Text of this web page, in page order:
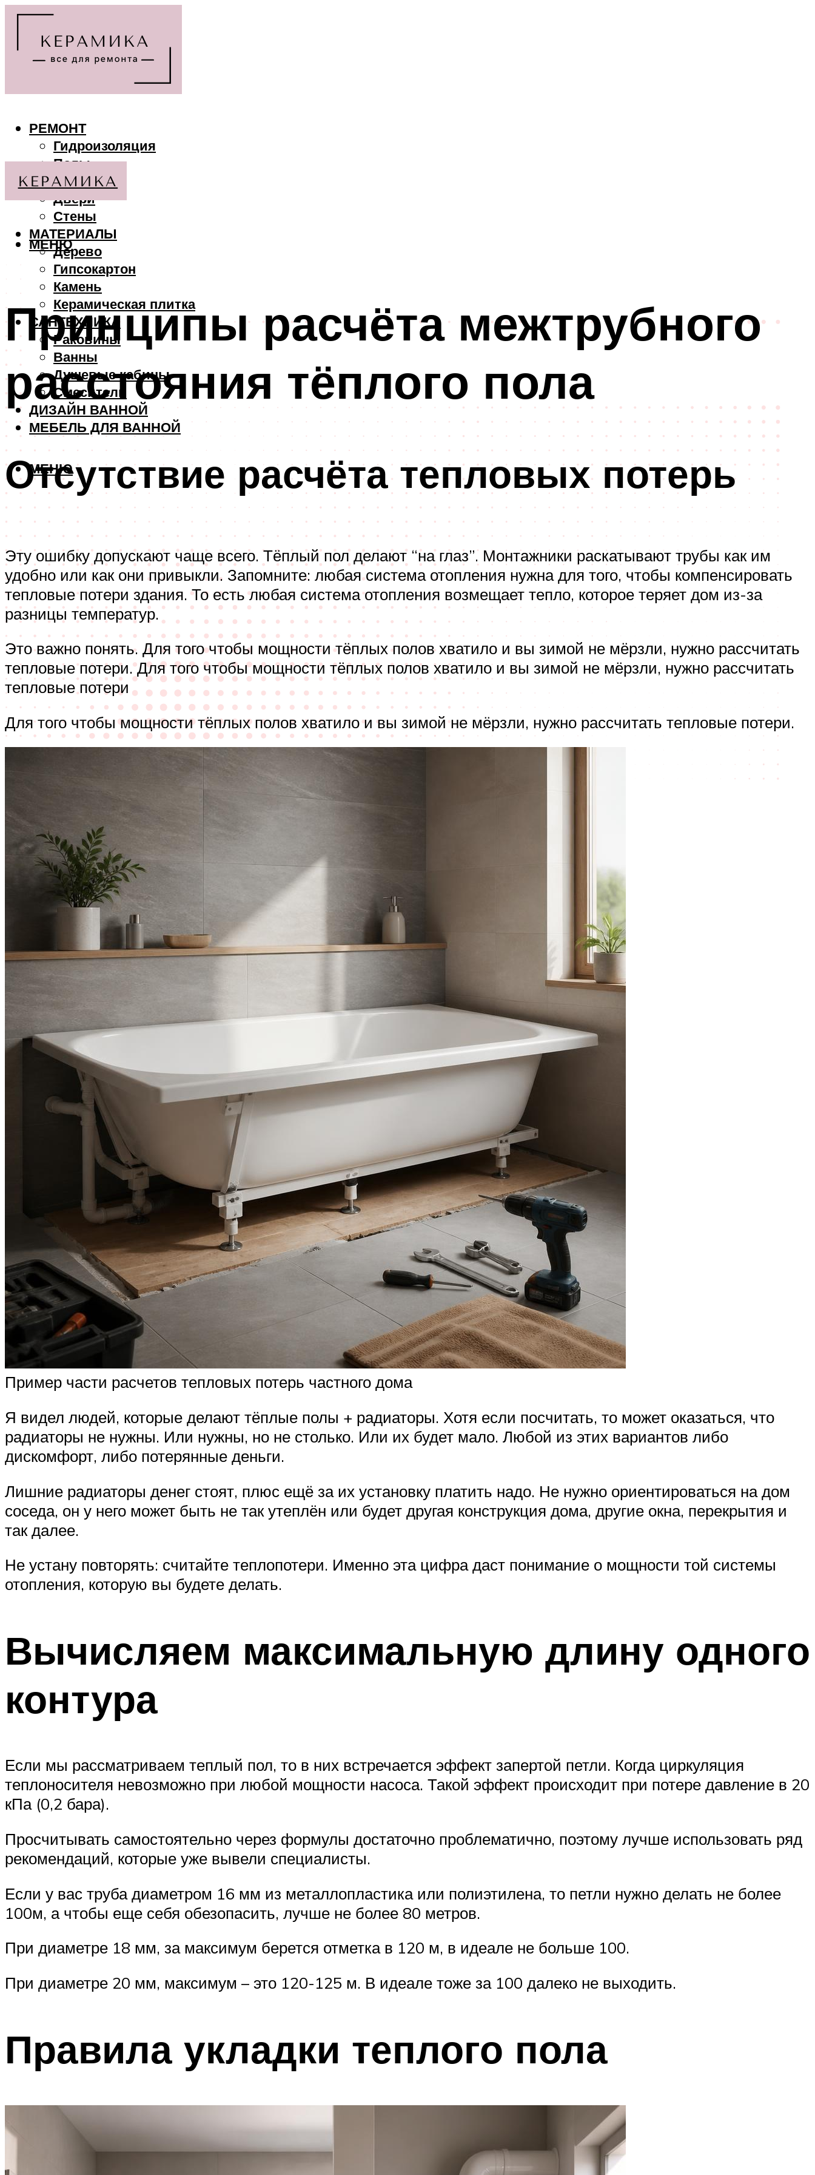
РЕМОНТ
Гидроизоляция
Полы
Потолки
Двери
Стены
МАТЕРИАЛЫ
Дерево
Гипсокартон
Камень
Керамическая плитка
САНТЕХНИКА
Раковины
Ванны
Душевые кабины
Смесители
ДИЗАЙН ВАННОЙ
МЕБЕЛЬ ДЛЯ ВАННОЙ
МЕНЮ
МЕНЮ
Принципы расчёта межтрубного
расстояния тёплого пола
Отсутствие расчёта тепловых потерь
Эту ошибку допускают чаще всего. Тёплый пол делают “на глаз”. Монтажники раскатывают трубы как им
удобно или как они привыкли. Запомните: любая система отопления нужна для того, чтобы компенсировать
тепловые потери здания. То есть любая система отопления возмещает тепло, которое теряет дом из-за
разницы температур.
Это важно понять. Для того чтобы мощности тёплых полов хватило и вы зимой не мёрзли, нужно рассчитать
тепловые потери. Для того чтобы мощности тёплых полов хватило и вы зимой не мёрзли, нужно рассчитать
тепловые потери
Для того чтобы мощности тёплых полов хватило и вы зимой не мёрзли, нужно рассчитать тепловые потери.
Пример части расчетов тепловых потерь частного дома
Я видел людей, которые делают тёплые полы + радиаторы. Хотя если посчитать, то может оказаться, что
радиаторы не нужны. Или нужны, но не столько. Или их будет мало. Любой из этих вариантов либо
дискомфорт, либо потерянные деньги.
Лишние радиаторы денег стоят, плюс ещё за их установку платить надо. Не нужно ориентироваться на дом
соседа, он у него может быть не так утеплён или будет другая конструкция дома, другие окна, перекрытия и
так далее.
Не устану повторять: считайте теплопотери. Именно эта цифра даст понимание о мощности той системы
отопления, которую вы будете делать.
Вычисляем максимальную длину одного
контура
Если мы рассматриваем теплый пол, то в них встречается эффект запертой петли. Когда циркуляция
теплоносителя невозможно при любой мощности насоса. Такой эффект происходит при потере давление в 20
кПа (0,2 бара).
Просчитывать самостоятельно через формулы достаточно проблематично, поэтому лучше использовать ряд
рекомендаций, которые уже вывели специалисты.
Если у вас труба диаметром 16 мм из металлопластика или полиэтилена, то петли нужно делать не более
100м, а чтобы еще себя обезопасить, лучше не более 80 метров.
При диаметре 18 мм, за максимум берется отметка в 120 м, в идеале не больше 100.
При диаметре 20 мм, максимум – это 120-125 м. В идеале тоже за 100 далеко не выходить.
Правила укладки теплого пола